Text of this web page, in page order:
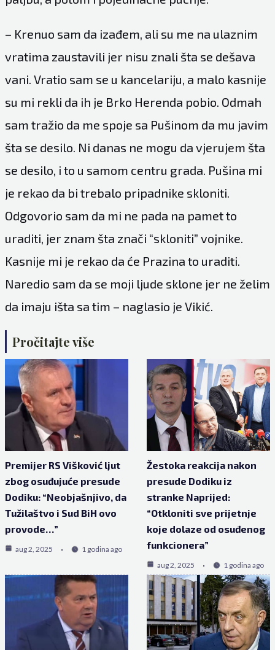
– Krenuo sam da izađem, ali su me na ulaznim
vratima zaustavili jer nisu znali šta se dešava
vani. Vratio sam se u kancelariju, a malo kasnije
su mi rekli da ih je Brko Herenda pobio. Odmah
sam tražio da me spoje sa Pušinom da mu javim
šta se desilo. Ni danas ne mogu da vjerujem šta
se desilo, i to u samom centru grada. Pušina mi
je rekao da bi trebalo pripadnike skloniti.
Odgovorio sam da mi ne pada na pamet to
uraditi, jer znam šta znači “skloniti” vojnike.
Kasnije mi je rekao da će Prazina to uraditi.
Naredio sam da se moji ljude sklone jer ne želim
da imaju išta sa tim – naglasio je Vikić.
Pročitajte više
Premijer RS Višković ljut
zbog osuđujuće presude
Dodiku: “Neobjašnjivo, da
Tužilaštvo i Sud BiH ovo
provode…”
aug 2, 2025 1 godina ago
Žestoka reakcija nakon
presude Dodiku iz
stranke Naprijed:
“Otkloniti sve prijetnje
koje dolaze od osuđenog
funkcionera”
aug 2, 2025 1 godina ago